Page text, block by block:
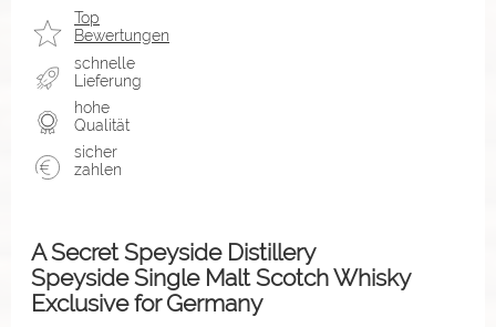
Top
Bewertungen
schnelle
Lieferung
hohe
Qualität
sicher
zahlen
A Secret Speyside Distillery
Speyside Single Malt Scotch Whisky
Exclusive for Germany